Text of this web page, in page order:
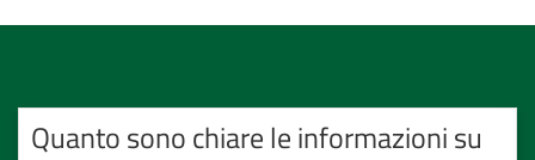
Quanto sono chiare le informazioni su